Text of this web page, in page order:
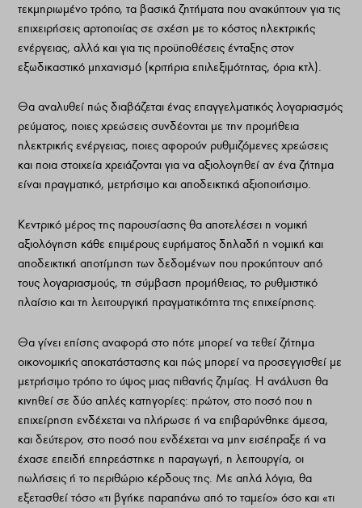
τεκμηριωμένο τρόπο, τα βασικά ζητήματα που ανακύπτουν για τις
επιχειρήσεις αρτοποιίας σε σχέση με το κόστος ηλεκτρικής
ενέργειας, αλλά και για τις προϋποθέσεις ένταξης στον
εξωδικαστικό μηχανισμό (κριτήρια επιλεξιμότητας, όρια κτλ).
Θα αναλυθεί πώς διαβάζεται ένας επαγγελματικός λογαριασμός
ρεύματος, ποιες χρεώσεις συνδέονται με την προμήθεια
ηλεκτρικής ενέργειας, ποιες αφορούν ρυθμιζόμενες χρεώσεις
και ποια στοιχεία χρειάζονται για να αξιολογηθεί αν ένα ζήτημα
είναι πραγματικό, μετρήσιμο και αποδεικτικά αξιοποιήσιμο.
Κεντρικό μέρος της παρουσίασης θα αποτελέσει η νομική
αξιολόγηση κάθε επιμέρους ευρήματος δηλαδή η νομική και
αποδεικτική αποτίμηση των δεδομένων που προκύπτουν από
τους λογαριασμούς, τη σύμβαση προμήθειας, το ρυθμιστικό
πλαίσιο και τη λειτουργική πραγματικότητα της επιχείρησης.
Θα γίνει επίσης αναφορά στο πότε μπορεί να τεθεί ζήτημα
οικονομικής αποκατάστασης και πώς μπορεί να προσεγγισθεί με
μετρήσιμο τρόπο το ύψος μιας πιθανής ζημίας. Η ανάλυση θα
κινηθεί σε δύο απλές κατηγορίες: πρώτον, στο ποσό που η
επιχείρηση ενδέχεται να πλήρωσε ή να επιβαρύνθηκε άμεσα,
και δεύτερον, στο ποσό που ενδέχεται να μην εισέπραξε ή να
έχασε επειδή επηρεάστηκε η παραγωγή, η λειτουργία, οι
πωλήσεις ή το περιθώριο κέρδους της. Με απλά λόγια, θα
εξετασθεί τόσο «τι βγήκε παραπάνω από το ταμείο» όσο και «τι